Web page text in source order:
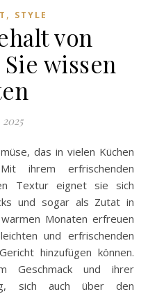
, STYLE
von
wissen
ihrem erfrischenden
Textur eignet sie sich
und sogar als Zutat in
Monaten erfreuen
und erfrischenden
hinzufügen können.
Geschmack und ihrer
sich auch über den